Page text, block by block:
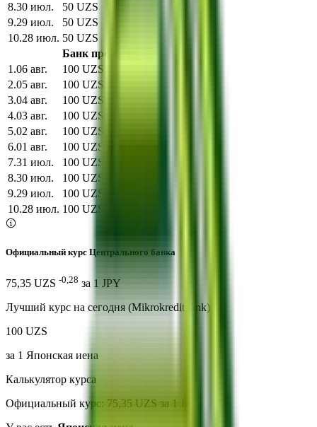
8.30 июл.
50 UZS
9.29 июл.
50 UZS
10.28 июл. 50 UZS
Банк продает
1 .06 авг.
100 UZS
2.05 авг.
100 UZS
3.04 авг.
100 UZS
4.03 авг.
100 UZS
5.02 авг.
100 UZS
6.01 авг.
100 UZS
7.31 июл.
100 UZS
8.30 июл.
100 UZS
9.29 июл.
100 UZS
10.28 июл. 100 UZS
Официальный курс Центрального банка
75,35 UZS -0,28 за 1 JPY
Лучший курс на сегодня (Mikrokreditbank)
100 UZS
за 1 Японская иена
Калькулятор курса
Официальный курс: 75,35 UZS за 1 JPY